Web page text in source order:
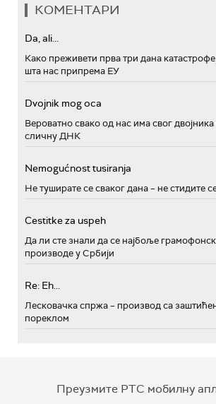
КОМЕНТАРИ
Da, ali...
Како преживети прва три дана
шта нас припрема ЕУ
Dvojnik mog oca
Вероватно свако од нас има свог
сличну ДНК
Nemogućnost tusiranja
Не туширате се сваког дана – не стидите
Cestitke za uspeh
Да ли сте знали да се најбоље
производе у Србији
Re: Eh...
Лесковачка спржа – производ са
пореклом
Преузмите РТС мобилну